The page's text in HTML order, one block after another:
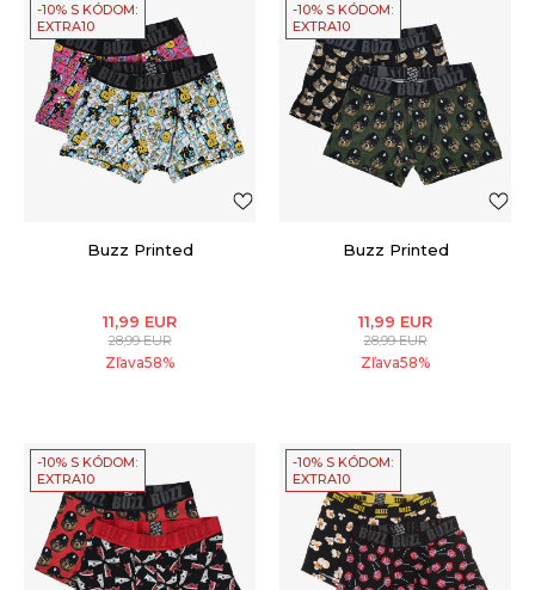
-10% S KÓDOM:
EXTRA10
Buzz Printed
11,99 EUR
28,99EUR
Zľava58%
-10% S KÓDOM:
EXTRA10
Buzz Printed
11,99 EUR
28,99EUR
Zľava58%
-10% S KÓDOM:
EXTRA10
-10% S KÓDOM:
EXTRA10